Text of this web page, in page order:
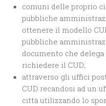
comuni delle proprio
pubbliche
ottenere il modello
pubbliche
documento che
richiedere il CUD;
attraverso gli uffici
CUD recandosi ad un
città utilizzando lo